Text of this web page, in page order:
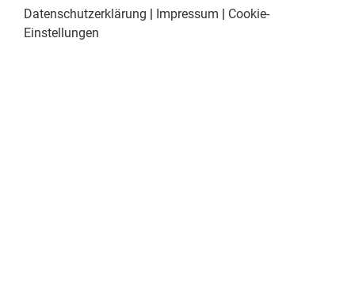
Datenschutzerklärung | Impressum | Cookie-
Einstellungen